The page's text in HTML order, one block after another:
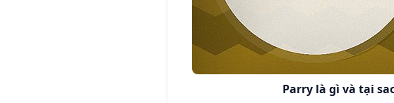
Parry là gì và tại